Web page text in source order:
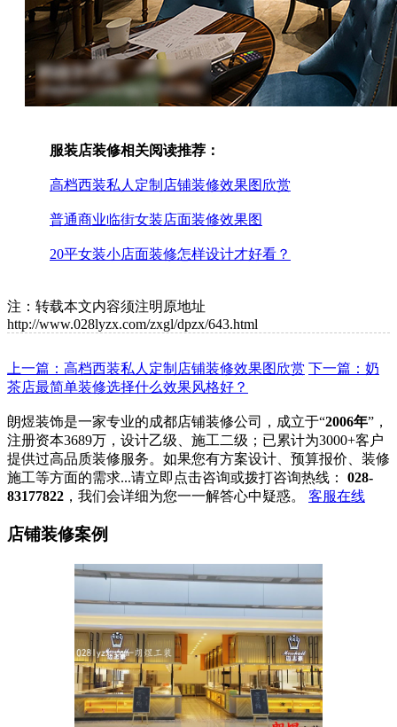
服装店装修相关阅读推荐：
高档西装私人定制店铺装修效果图欣赏
普通商业临街女装店面装修效果图
20平女装小店面装修怎样设计才好看？
注：转载本文内容须注明原地址
http://www.028lyzx.com/zxgl/dpzx/643.html
上一篇：高档西装私人定制店铺装修效果图欣赏 下一篇：奶
茶店最简单装修选择什么效果风格好？
朗煜装饰是一家专业的成都店铺装修公司，成立于“2006年”，
注册资本3689万，设计乙级、施工二级；已累计为3000+客户
提供过高品质装修服务。如果您有方案设计、预算报价、装修
施工等方面的需求...请立即点击咨询或拨打咨询热线：
028-
83177822 ，我们会详细为您一一解答心中疑惑。 客服在线
店铺装修案例